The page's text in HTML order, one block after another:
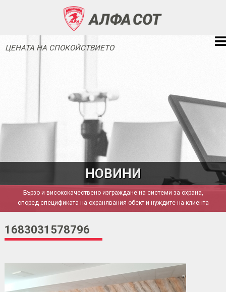
ЦЕНАТА НА СПОКОЙСТВИЕТО
НОВИНИ
Бързо и висококачествено изграждане на системи за охрана,
според спецификата на охранявания обект и нуждите на клиента
1683031578796